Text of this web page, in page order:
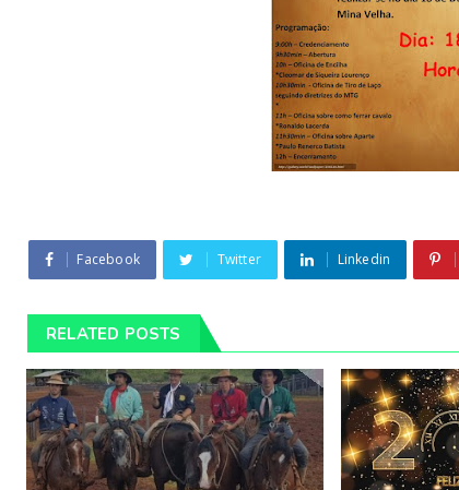
Facebook Twitter Linkedin
RELATED POSTS